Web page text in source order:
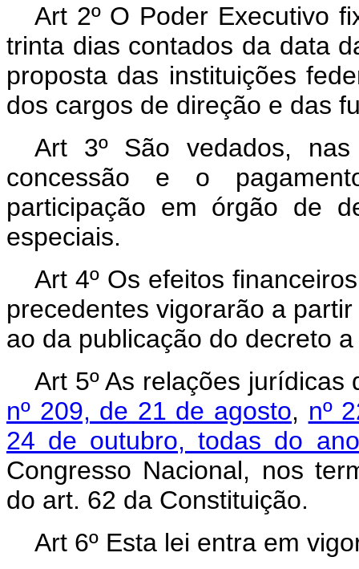
Art 2º O Poder Executivo
trinta dias contados da data
proposta das instituições
dos cargos de direção e das
Art 3º São vedados,
concessão e o
participação em órgão de
especiais.
Art 4º Os efeitos
precedentes vigorarão a
ao da publicação do decreto
Art 5º As relações
nº 209, de 21 de agosto, nº
24 de outubro, todas do
Congresso Nacional, nos
do art. 62 da Constituição.
Art 6º Esta lei entra em